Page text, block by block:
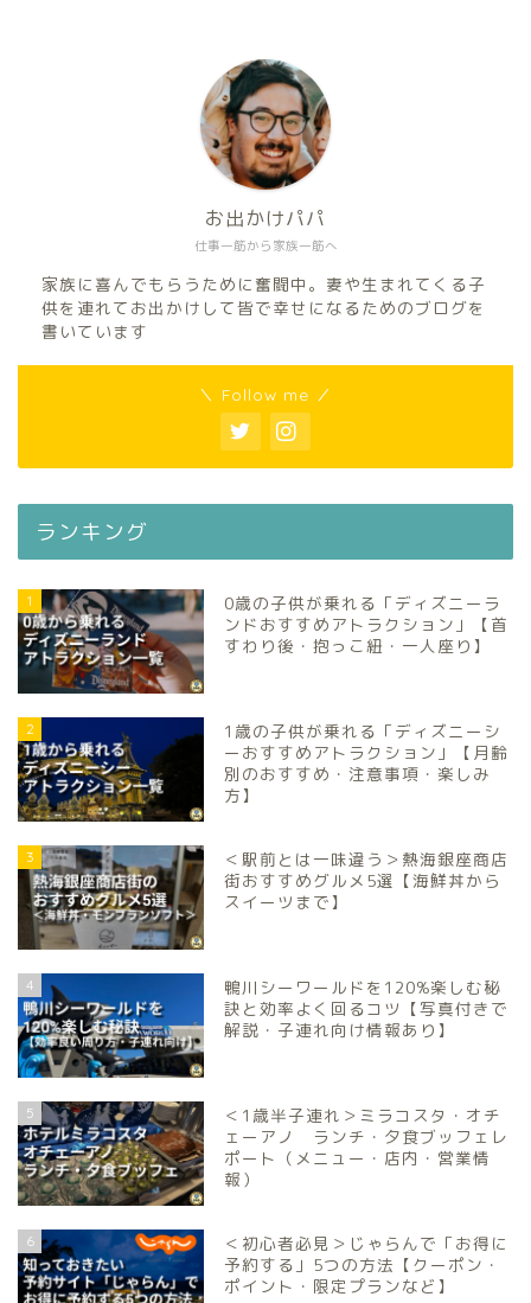
仕事一筋から家族一筋へ
お出かけパパ
家族に喜んでもらうために奮闘中。妻や生まれてくる子
供を連れてお出かけして皆で幸せになるためのブログを
書いています
＼ Follow me ／
ランキング
1
0歳の子供が乗れる「ディズニーラ
ンドおすすめアトラクション」【首
すわり後・抱っこ紐・一人座り】
2
1歳の子供が乗れる「ディズニーシ
ーおすすめアトラクション」【月齢
別のおすすめ・注意事項・楽しみ
方】
3
＜駅前とは一味違う＞熱海銀座商店
街おすすめグルメ5選【海鮮丼から
スイーツまで】
4
鴨川シーワールドを120%楽しむ秘
訣と効率よく回るコツ【写真付きで
解説・子連れ向け情報あり】
5
＜1歳半子連れ＞ミラコスタ・オチ
ェーアノ ランチ・夕食ブッフェレ
ポート（メニュー・店内・営業情
報）
6
＜初心者必見＞じゃらんで「お得に
予約する」5つの方法【クーポン・
ポイント・限定プランなど】